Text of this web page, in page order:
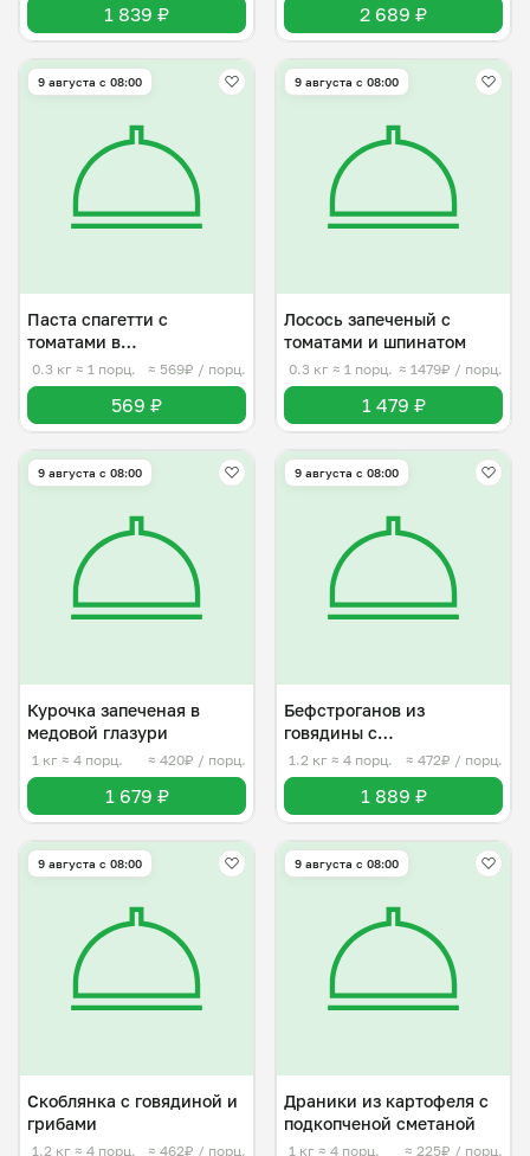
1 839 ₽ 2 689 ₽
9 августа с 08:00
Паста спагетти с
томатами в
неаполитанском соусе
0.3 кг ≈ 1 порц. ≈ 569₽ / порц.
569 ₽
9 августа с 08:00
Лосось запеченый с
томатами и шпинатом
0.3 кг ≈ 1 порц. ≈ 1479₽ / порц.
1 479 ₽
9 августа с 08:00
Курочка запеченая в
медовой глазури
1 кг ≈ 4 порц. ≈ 420₽ / порц.
1 679 ₽
9 августа с 08:00
Бефстроганов из
говядины с
картофельным пюре
1.2 кг ≈ 4 порц. ≈ 472₽ / порц.
1 889 ₽
9 августа с 08:00
Скоблянка с говядиной и
грибами
1.2 кг ≈ 4 порц. ≈ 462₽ / порц.
9 августа с 08:00
Драники из картофеля с
подкопченой сметаной
1 кг ≈ 4 порц. ≈ 225₽ / порц.